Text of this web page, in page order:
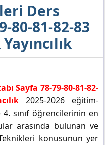
Ders
80-81-82-83
Sayfa 78-79-80-81-82-
2025-2026 eğitim-
sınıf öğrencilerinin en
arasında bulunan ve
konusunun yer